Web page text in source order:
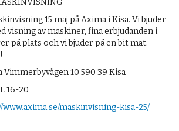
15 maj på Axima i Kisa. Vi bjuder
visning av maskiner, fina erbjudanden i
på plats och vi bjuder på en bit mat.
Vimmerbyvägen 10 590 39 Kisa
16-20
maskinvisning-kisa-25/